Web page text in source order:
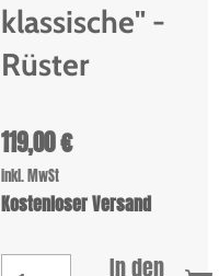
klassische" -
Rüster
119,00 €
inkl. MwSt
Kostenloser Versand
In den